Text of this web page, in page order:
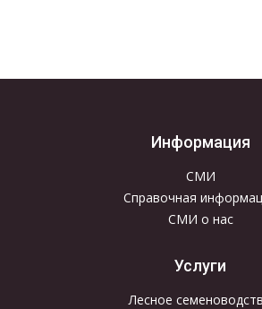
Информация
СМИ
Справочная
СМИ о нас
Услуги
Лесное